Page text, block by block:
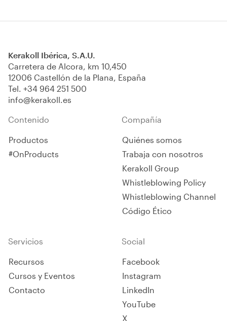
Fugabella Eco y juntas
Kerakoll Ibérica, S.A.U.
Carretera de Alcora, km 10,450
12006 Castellón de la Plana, España
Tel. +34 964 251 500
info@kerakoll.es
Contenido
Productos
#OnProducts
Compañía
Quiénes somos
Trabaja con nosotros
Kerakoll Group
Whistleblowing Policy
Whistleblowing Channel
Código Ético
Servicios
Recursos
Cursos y Eventos
Contacto
Social
Facebook
Instagram
LinkedIn
YouTube
X